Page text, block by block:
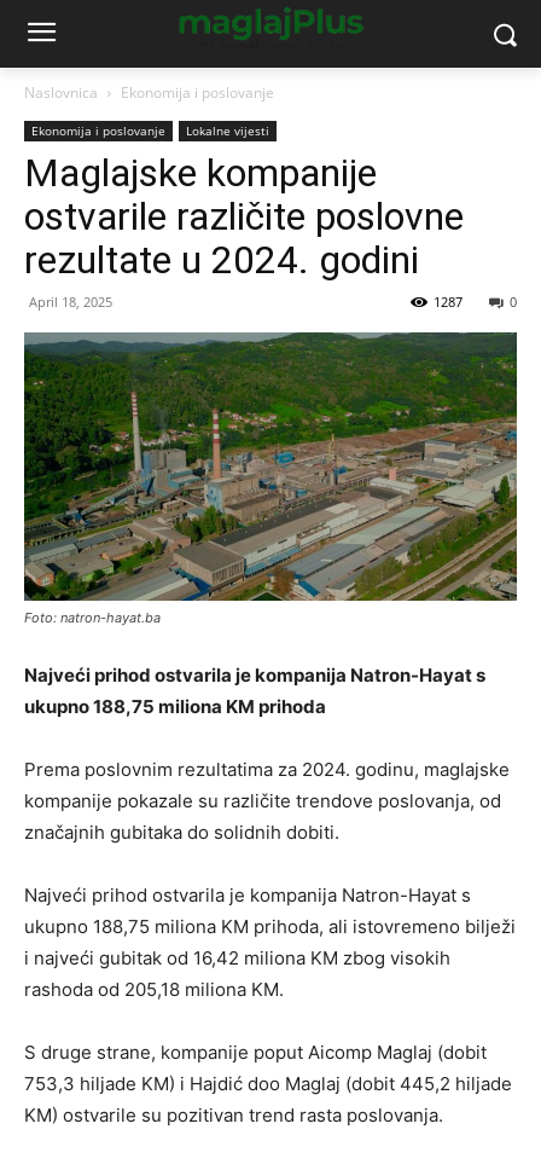
Naslovnica Ekonomija i poslovanje
Ekonomija i poslovanje Lokalne vijesti
Maglajske kompanije
ostvarile različite poslovne
rezultate u 2024. godini
April 18, 2025 0
1287
Foto: natron-hayat.ba
Najveći prihod ostvarila je kompanija Natron-Hayat s
ukupno 188,75 miliona KM prihoda
Prema poslovnim rezultatima za 2024. godinu, maglajske
kompanije pokazale su različite trendove poslovanja, od
značajnih gubitaka do solidnih dobiti.
Najveći prihod ostvarila je kompanija Natron-Hayat s
ukupno 188,75 miliona KM prihoda, ali istovremeno bilježi
i najveći gubitak od 16,42 miliona KM zbog visokih
rashoda od 205,18 miliona KM.
S druge strane, kompanije poput Aicomp Maglaj (dobit
753,3 hiljade KM) i Hajdić doo Maglaj (dobit 445,2 hiljade
KM) ostvarile su pozitivan trend rasta poslovanja.